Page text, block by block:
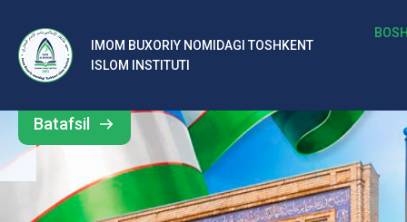
IMOM BUXORIY NOMIDAGI TOSHKENT
ISLOM INSTITUTI
b
al
ar
o‘
Barcha
yangiliklar
Batafsil